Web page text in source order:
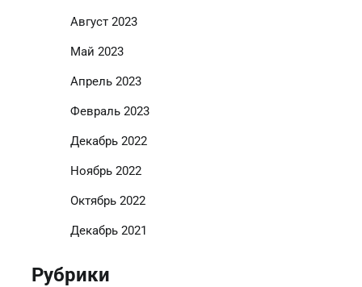
Август 2023
Май 2023
Апрель 2023
Февраль 2023
Декабрь 2022
Ноябрь 2022
Октябрь 2022
Декабрь 2021
Рубрики